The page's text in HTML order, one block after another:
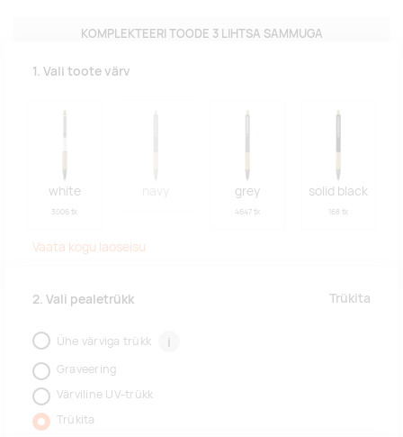
KOMPLEKTEERI TOODE 3 LIHTSA SAMMUGA
1. Vali toote värv
white
3006 tk
grey
4647 tk
solid black
168 tk
Vaata kogu laoseisu
2. Vali pealetrükk Trükita
Ühe värviga trükk i
Graveering
Värviline UV-trükk
Trükita